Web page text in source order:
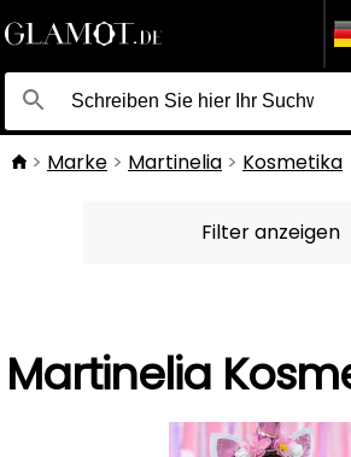
Marke Martinelia Kosmetika
Filter anzeigen
Martinelia